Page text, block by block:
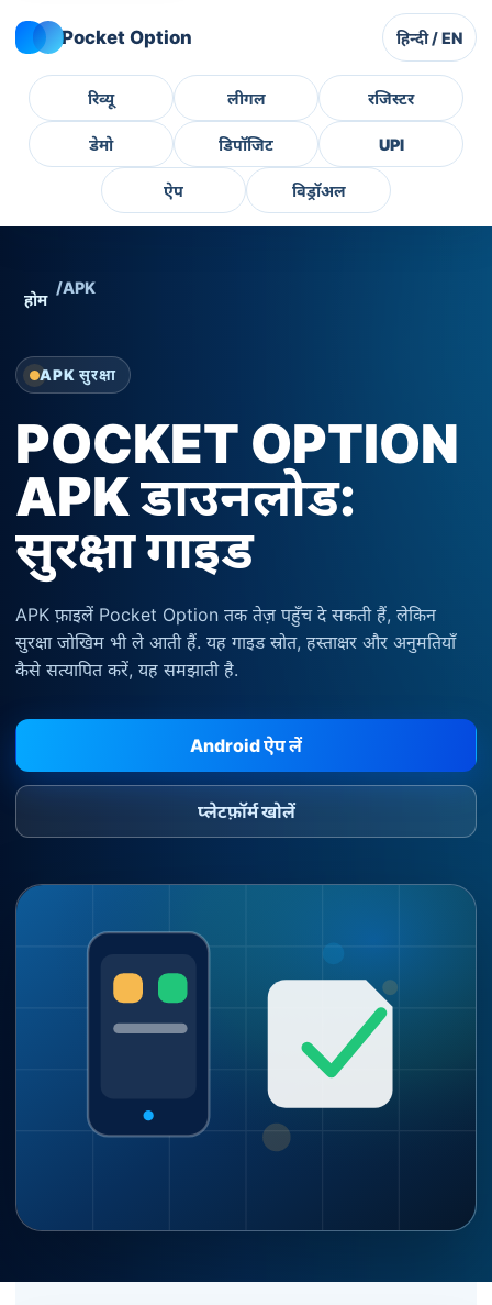
Pocket Option हिन्दी / EN
रिव्यू लीगल रजिस्टर
डेमो डिपॉजिट UPI
ऐप विड्रॉअल
होम
/APK
APK सुरक्षा
POCKET OPTION
APK डाउनलोड:
सुरक्षा गाइड
APK फ़ाइलें Pocket Option तक तेज़ पहुँच दे सकती हैं, लेकिन
सुरक्षा जोखिम भी ले आती हैं. यह गाइड स्रोत, हस्ताक्षर और अनुमतियाँ
कैसे सत्यापित करें, यह समझाती है.
Android ऐप लें
प्लेटफ़ॉर्म खोलें